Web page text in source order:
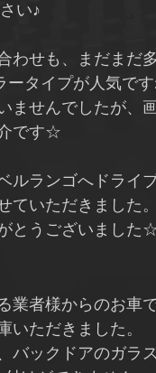
さい♪
わせも、まだまだ
ータイプが人気で
ませんでしたが、
です☆
ランゴへドライ
ていただきました。
とうございました
業者様からのお車で
いただきました。
バックドアのガラ